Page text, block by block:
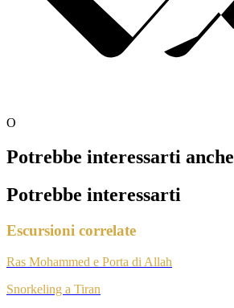
O
Potrebbe interessarti anche
Potrebbe interessarti
Escursioni correlate
Ras Mohammed e Porta di Allah
Snorkeling a Tiran